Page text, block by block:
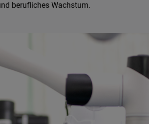
berufliches Wachstum.